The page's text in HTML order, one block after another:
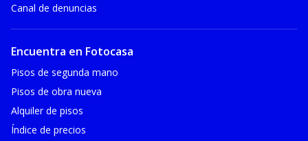
Canal de denuncias
Encuentra en Fotocasa
Pisos de segunda mano
Pisos de obra nueva
Alquiler de pisos
Índice de precios